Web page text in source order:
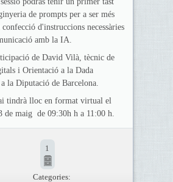
de prompts per a ser més
d'instruccions necessàries
amb la IA.
de David Vilà, tècnic de
i Orientació a la Dada
la Diputació de Barcelona.
tindrà lloc en format virtual el
de maig de 09:30h h a 11:00 h.
1
Categories: